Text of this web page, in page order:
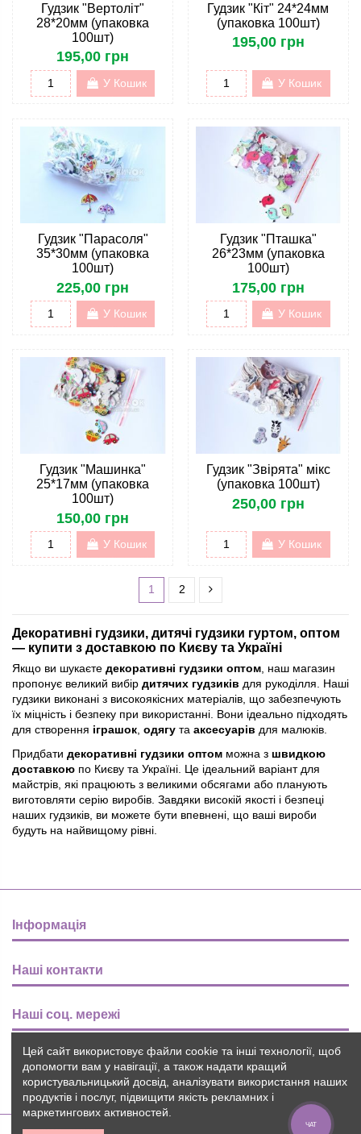
Гудзик "Вертоліт"
28*20мм (упаковка
100шт)
195,00 грн
У Кошик
Гудзик "Кіт" 24*24мм
(упаковка 100шт)
195,00 грн
У Кошик
Гудзик "Парасоля"
35*30мм (упаковка
100шт)
225,00 грн
У Кошик
Гудзик "Пташка"
26*23мм (упаковка
100шт)
175,00 грн
У Кошик
Гудзик "Машинка"
25*17мм (упаковка
100шт)
150,00 грн
У Кошик
Гудзик "Звірята" мікс
(упаковка 100шт)
250,00 грн
У Кошик
1 2
Декоративні гудзики, дитячі гудзики гуртом, оптом
— купити з доставкою по Києву та Україні
Якщо ви шукаєте декоративні гудзики оптом , наш магазин
пропонує великий вибір дитячих гудзиків для рукоділля. Наші
гудзики виконані з високоякісних матеріалів, що забезпечують
їх міцність і безпеку при використанні. Вони ідеально підходять
для створення іграшок одягу та аксесуарів для малюків.
Придбати декоративні гудзики оптом можна з швидкою
доставкою по Києву та Україні. Це ідеальний варіант для
майстрів, які працюють з великими обсягами або планують
виготовляти серію виробів. Завдяки високій якості і безпеці
наших гудзиків, ви можете бути впевнені, що ваші вироби
будуть на найвищому рівні.
Інформація
Наші контакти
Наші соц. мережі
Розсилка
Цей сайт використовує файли cookie та інші технології, щоб
допомогти вам у навігації, а також надати кращий
користувальницький досвід, аналізувати використання наших
продуктів і послуг, підвищити якість рекламних і
маркетингових активностей.
ЧАТ